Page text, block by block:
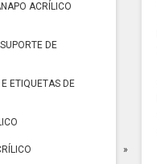
ACRÍLICO
DE
ETIQUETAS DE